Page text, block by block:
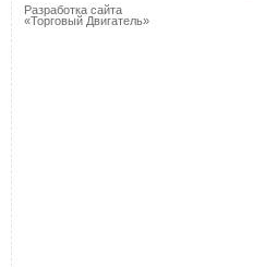
Разработка сайта
«Торговый Двигатель»